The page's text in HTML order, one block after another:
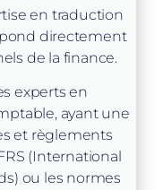
en traduction
directement
de la finance.
experts en
ayant une
et règlements
(International
ou les normes